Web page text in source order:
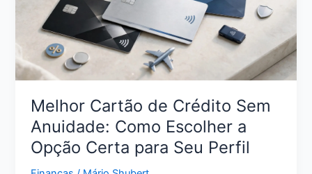
Reais
para
Sair
da
Inadimplência
Melhor Cartão de Crédito Sem
Anuidade: Como Escolher a
Opção Certa para Seu Perfil